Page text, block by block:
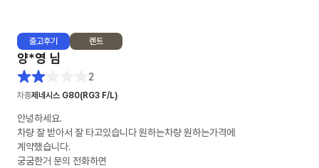
출고후기 렌트
양*영 님
2
차종제네시스 G80(RG3 F/L)
안녕하세요.
차량 잘 받아서 잘 타고있습니다 원하는차량 원하는가격에
계약했습니다.
궁굼한거 문의 전화하면